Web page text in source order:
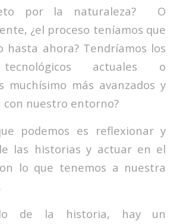
por la naturaleza? O
¿el proceso teníamos que
hasta ahora? Tendríamos los
actuales o
muchísimo más avanzados y
con nuestro entorno?
podemos es reflexionar y
las historias y actuar en el
lo que tenemos a nuestra
de la historia, hay un